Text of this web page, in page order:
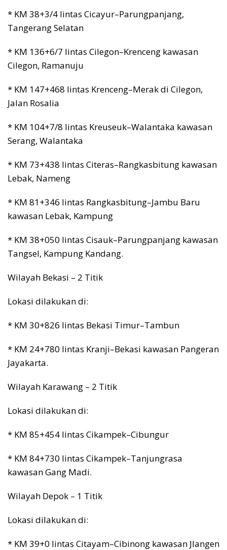
* KM 38+3/4 lintas Cicayur–Parungpanjang,
Tangerang Selatan
* KM 136+6/7 lintas Cilegon–Krenceng kawasan
Cilegon, Ramanuju
* KM 147+468 lintas Krenceng–Merak di Cilegon,
Jalan Rosalia
* KM 104+7/8 lintas Kreuseuk–Walantaka kawasan
Serang, Walantaka
* KM 73+438 lintas Citeras–Rangkasbitung kawasan
Lebak, Nameng
* KM 81+346 lintas Rangkasbitung–Jambu Baru
kawasan Lebak, Kampung
* KM 38+050 lintas Cisauk–Parungpanjang kawasan
Tangsel, Kampung Kandang.
Wilayah Bekasi – 2 Titik
Lokasi dilakukan di:
* KM 30+826 lintas Bekasi Timur–Tambun
* KM 24+780 lintas Kranji–Bekasi kawasan Pangeran
Jayakarta.
Wilayah Karawang – 2 Titik
Lokasi dilakukan di:
* KM 85+454 lintas Cikampek–Cibungur
* KM 84+730 lintas Cikampek–Tanjungrasa
kawasan Gang Madi.
Wilayah Depok – 1 Titik
Lokasi dilakukan di:
* KM 39+0 lintas Citayam–Cibinong kawasan Jlangen